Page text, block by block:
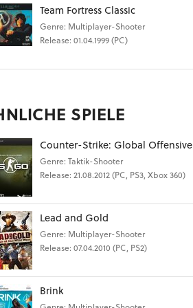
Team Fortress Classic
Genre: Multiplayer-Shooter
Release: 01.04.1999 (PC)
SPIELE
Counter-Strike: Global Offensive
Genre: Taktik-Shooter
Release: 21.08.2012 (PC, PS3, Xbox 360)
Lead and Gold
Genre: Multiplayer-Shooter
Release: 07.04.2010 (PC, PS2)
Brink